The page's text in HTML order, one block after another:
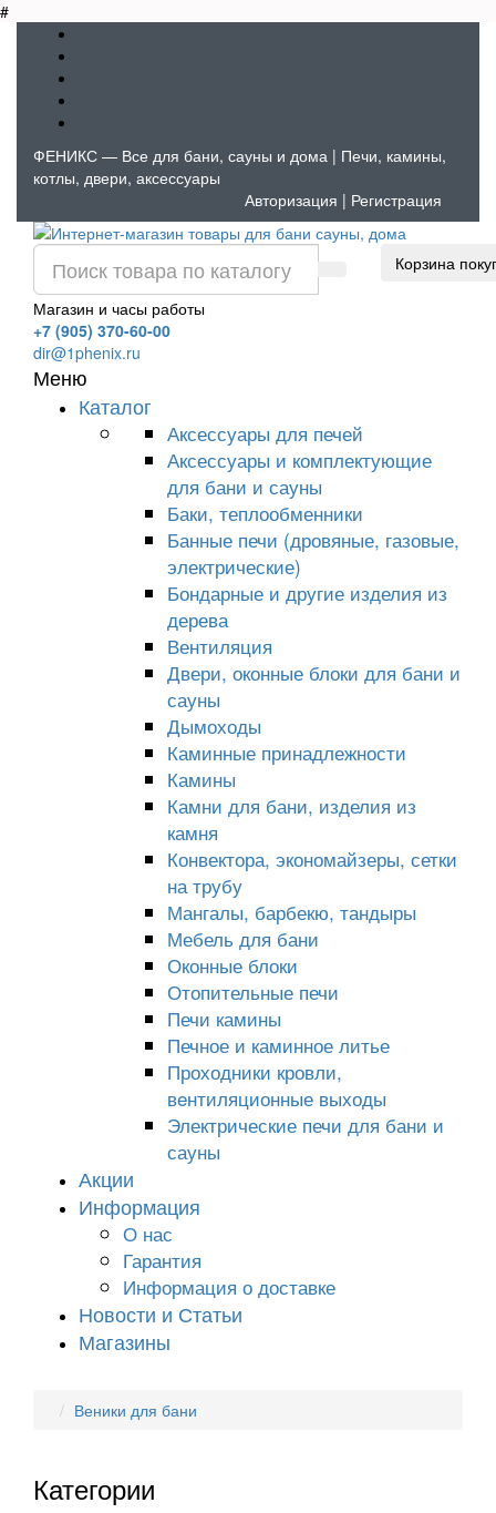
#
ФЕНИКС — Все для бани, сауны и дома | Печи, камины,
котлы, двери, аксессуары
Авторизация | Регистрация
Магазин и часы работы
+7 (905) 370-60-00
dir@1phenix.ru
Корзина
Меню
Каталог
Аксессуары для печей
Аксессуары и комплектующие
для бани и сауны
Баки, теплообменники
Банные печи (дровяные, газовые,
электрические)
Бондарные и другие изделия из
дерева
Вентиляция
Двери, оконные блоки для бани и
сауны
Дымоходы
Каминные принадлежности
Камины
Камни для бани, изделия из
камня
Конвектора, экономайзеры, сетки
на трубу
Мангалы, барбекю, тандыры
Мебель для бани
Оконные блоки
Отопительные печи
Печи камины
Печное и каминное литье
Проходники кровли,
вeнтиляционные выходы
Электрические печи для бани и
сауны
Акции
Информация
О нас
Гарантия
Информация о доставке
Новости и Статьи
Магазины
Веники для бани
Категории